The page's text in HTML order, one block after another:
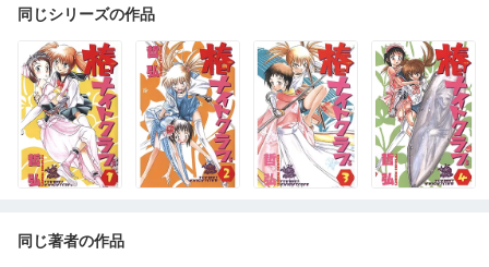
同じシリーズの作品
同じ著者の作品